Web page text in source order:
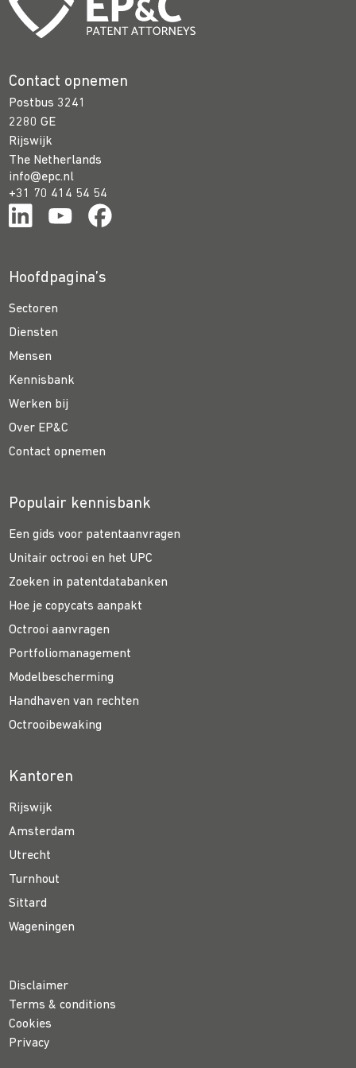
Contact opnemen
Postbus 3241
2280 GE
Rijswijk
The Netherlands
info@epc.nl
+31 70 414 54 54
Hoofdpagina’s
Sectoren
Diensten
Mensen
Kennisbank
Werken bij
Over EP&C
Contact opnemen
Populair kennisbank
Een gids voor patentaanvragen
Unitair octrooi en het UPC
Zoeken in patentdatabanken
Hoe je copycats aanpakt
Octrooi aanvragen
Portfoliomanagement
Modelbescherming
Handhaven van rechten
Octrooibewaking
Kantoren
Rijswijk
Amsterdam
Utrecht
Turnhout
Sittard
Wageningen
Disclaimer
Terms & conditions
Cookies
Privacy